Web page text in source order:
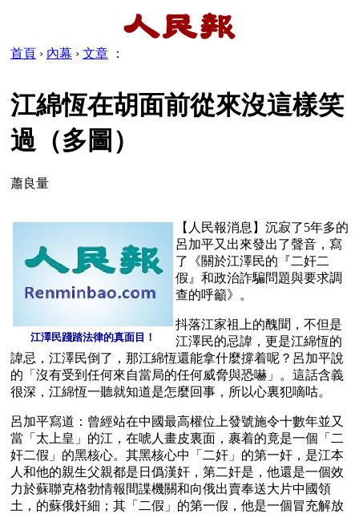
首頁 › 內幕 › 文章 ：
江綿恆在胡面前從來沒這樣笑
過（多圖）
蕭良量
江澤民踐踏法律的真面目！
【人民報消息】沉寂了5年多的
呂加平又出來發出了聲音，寫
了《關於江澤民的『二奸二
假』和政治詐騙問題與要求調
查的呼籲》。
抖落江家祖上的醜聞，不但是
江澤民的忌諱，更是江綿恆的
諱忌，江澤民倒了，那江綿恆還能拿什麼撐着呢？呂加平說
的「沒有受到任何來自當局的任何威脅與恐嚇」。這話含義
很深，江綿恆一聽就知道是怎麼回事，所以心裏犯嘀咕。
呂加平寫道：曾經站在中國最高權位上發號施令十數年並又
當「太上皇」的江，在唬人畫皮裏面，裹着的竟是一個「二
奸二假」的黑核心。其黑核心中「二奸」的第一奸，是江本
人和他的親生父親都是日僞漢奸，第二奸是，他還是一個效
力於蘇聯克格勃情報間諜機關和向俄出賣奉送大片中國領
土，的蘇俄奸細；其「二假」的第一假，他是一個冒充解放